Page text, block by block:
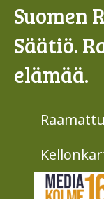
Suomen
Säätiö.
elämää.